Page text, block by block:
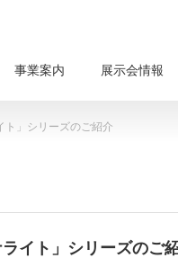
事業案内 展示会情報
ト」シリーズのご紹介
イト」シリーズのご